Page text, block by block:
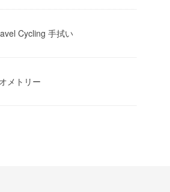
Cycling 手拭い
メトリー